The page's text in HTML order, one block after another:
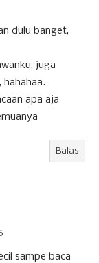
dulu banget,
juga
apa aja
Balas
sampe baca